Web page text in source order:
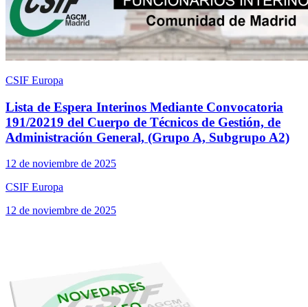
CSIF Europa
Lista de Espera Interinos Mediante Convocatoria
191/20219 del Cuerpo de Técnicos de Gestión, de
Administración General, (Grupo A, Subgrupo A2)
12 de noviembre de 2025
CSIF Europa
12 de noviembre de 2025